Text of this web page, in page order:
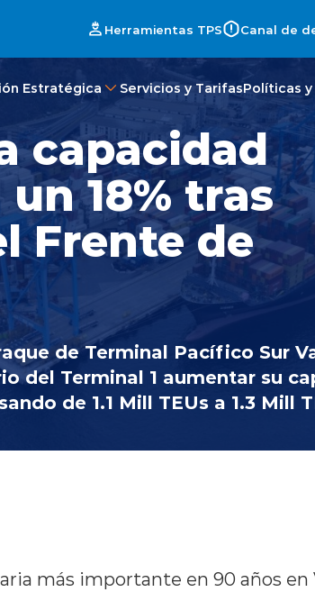
Herramientas TPS Canal de
Estratégica Servicios y TarifasPolíticas
capacidad
18% tras
Frente de
de Terminal Pacífico Sur
del Terminal 1 aumentar su
de 1.1 Mill TEUs a 1.3 Mill
más importante en 90 años en